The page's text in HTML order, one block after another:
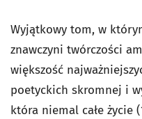
Wyjątkowy tom, w
znawczyni twórczości
większość
poetyckich skromnej i
która niemal całe życie